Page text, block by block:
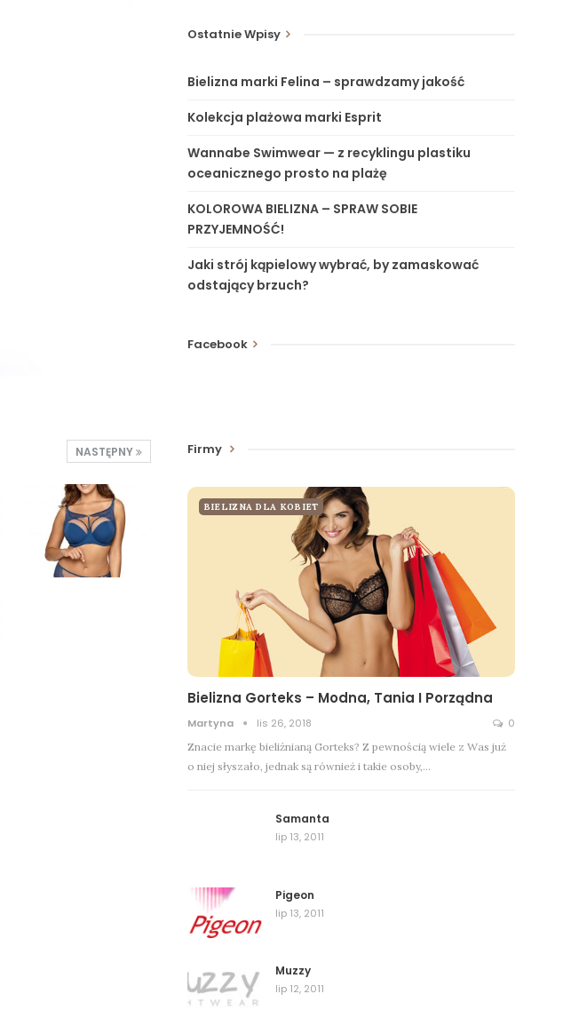
NASTĘPNY
Ostatnie Wpisy
Bielizna marki Felina – sprawdzamy jakość
Kolekcja plażowa marki Esprit
Wannabe Swimwear — z recyklingu plastiku
oceanicznego prosto na plażę
KOLOROWA BIELIZNA – SPRAW SOBIE
PRZYJEMNOŚĆ!
Jaki strój kąpielowy wybrać, by zamaskować
odstający brzuch?
Facebook
Firmy
BIELIZNA DLA KOBIET
Bielizna Gorteks – Modna, Tania I Porządna
Martyna lis 26, 2018 0
Znacie markę bieliźnianą Gorteks? Z pewnością wiele z Was już
o niej słyszało, jednak są również i takie osoby,…
Samanta
lip 13, 2011
Pigeon
lip 13, 2011
Muzzy
lip 12, 2011